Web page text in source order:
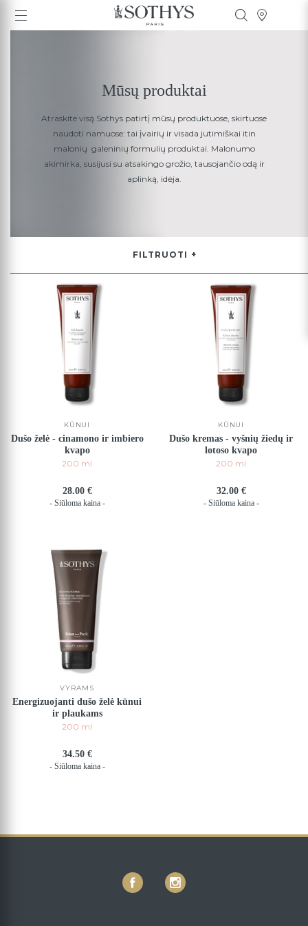
Mūsų produktai
Atraskite visą Sothys patirtį mūsų produktuose, skirtuose
naudoti namuose: tai įvairių ir visada jutimiškai itin
malonių galeninių formulių produktai. Malonumo
akimirka, susijusi su atsakingo grožio, tausojančio odą ir
aplinką, idėja.
FILTRUOTI
KŪNUI
Dušo želė - cinamono ir imbiero
kvapo
200 ml
28.00 €
- Siūloma kaina -
KŪNUI
Dušo kremas - vyšnių žiedų ir
lotoso kvapo
200 ml
32.00 €
- Siūloma kaina -
VYRAMS
Energizuojanti dušo želė kūnui
ir plaukams
200 ml
34.50 €
- Siūloma kaina -